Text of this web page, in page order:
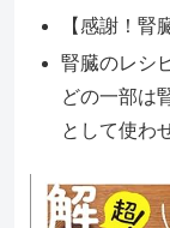
【感謝！腎
腎臓のレシ
どの一部は
として使わ